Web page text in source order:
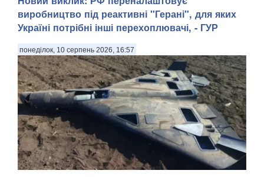
виробництво під реактивні "Герані", для яких
Україні потрібні інші перехоплювачі, - ГУР
понеділок, 10 серпень 2026, 16:57